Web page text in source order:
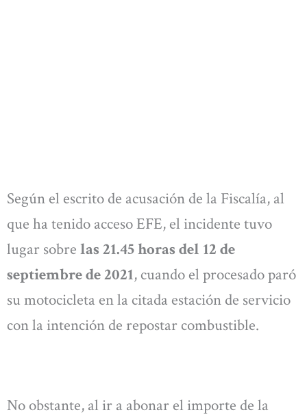
Según el escrito de acusación de la Fiscalía, al
que ha tenido acceso EFE, el incidente tuvo
lugar sobre las 21.45 horas del 12 de
septiembre de 2021, cuando el procesado paró
su motocicleta en la citada estación de servicio
con la intención de repostar combustible.
No obstante, al ir a abonar el importe de la